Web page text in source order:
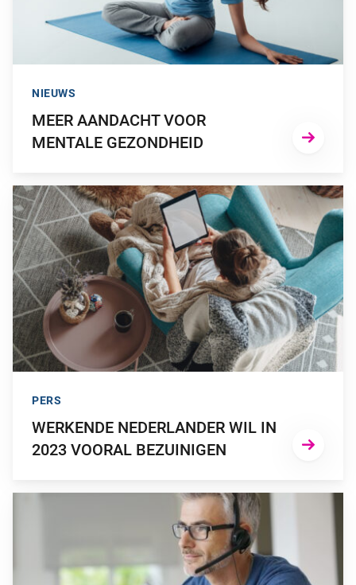
MEER AANDACHT VOOR
MENTALE GEZONDHEID
NIEUWS
GA NAAR “WERKENDE NEDERLANDER WIL IN 2023 VOORAL
WERKENDE NEDERLANDER WIL IN
2023 VOORAL BEZUINIGEN
PERS
GA NAAR “ONDANKS PANDEMIEPERIKELEN ZIJN